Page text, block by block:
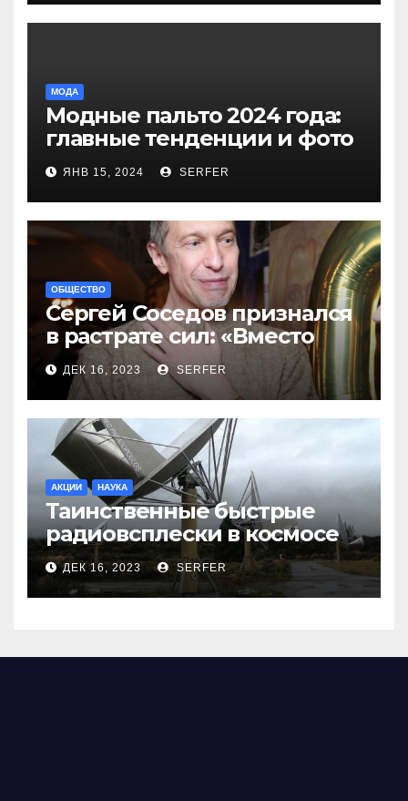
МОДА
Модные пальто 2024 года:
главные тенденции и фото
новинок
ЯНВ 15, 2024 SERFER
ОБЩЕСТВО
Сергей Соседов признался
в растрате сил: «Вместо
меня взяли Пригожина»
ДЕК 16, 2023 SERFER
АКЦИИ НАУКА
Таинственные быстрые
радиовсплески в космосе
сделались все более
странными
ДЕК 16, 2023 SERFER